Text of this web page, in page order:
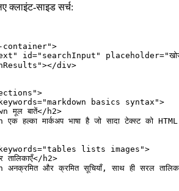
क्लाइंट-साइड सर्च:
container">
id="searchInput" placeholder=
></div>
>
="markdown basics syntax">
मूल बातें</ h2>
एक हल्का मार्कअप भाषा है जो सादा टेक्स्ट को
="tables lists images">
तालिकाएँ</ h2>
अनक्रमित और क्रमित सूचियाँ, साथ ही सरल